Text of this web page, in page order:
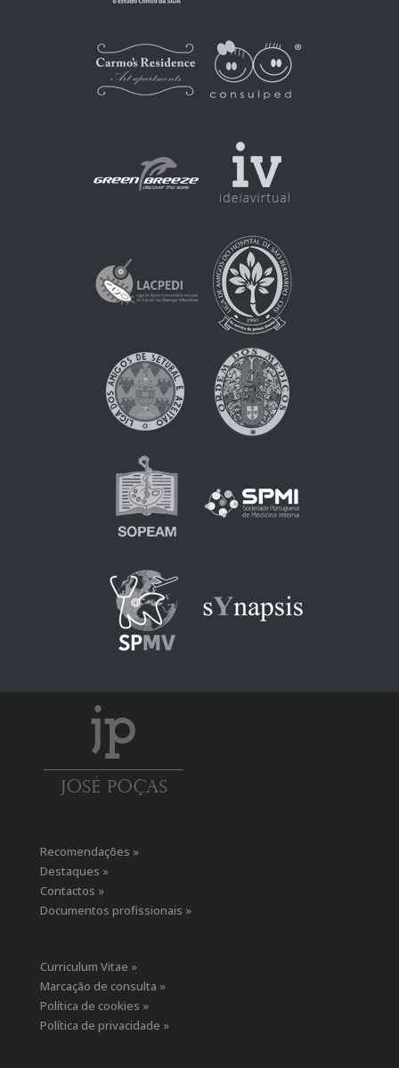
Recomendações »
Destaques »
Contactos »
Documentos profissionais »
Curriculum Vitae »
Marcação de consulta »
Política de cookies »
Política de privacidade »